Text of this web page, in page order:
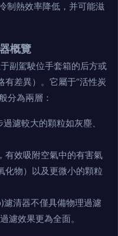
制熱效率降低，并可能滋
概覽
副駕駛位手套箱的后方或
差異）。它屬于“活性炭
分為兩層：
過濾較大的顆粒如灰塵、
有效吸附空氣中的有害氣
化物）以及更微小的顆粒
清器不僅具備物理過濾
濾效果更為全面。